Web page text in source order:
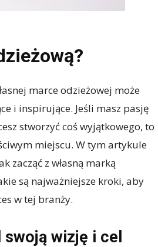
marce odzieżowej może
i inspirujące. Jeśli masz pasję
stworzyć coś wyjątkowego, to
miejscu. W tym artykule
zacząć z własną marką
są najważniejsze kroki, aby
w tej branży.
swoją wizję i cel